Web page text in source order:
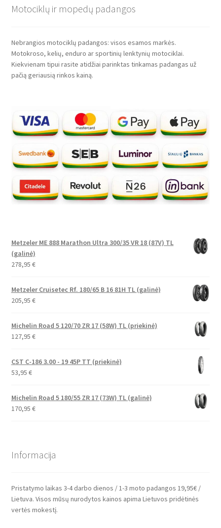
Motociklų ir mopedų padangos
Nebrangios motociklų padangos: visos esamos markės.
Motokroso, kelių, enduro ar sportinių lenktynių motociklai.
Kiekvienam tipui rasite atidžiai parinktas tinkamas padangas už
pačią geriausią rinkos kainą.
Metzeler ME 888 Marathon Ultra 300/35 VR 18 (87V) TL
(galinė)
278,95 €
Metzeler Cruisetec Rf. 180/65 B 16 81H TL (galinė)
205,95 €
Michelin Road 5 120/70 ZR 17 (58W) TL (priekinė)
127,95 €
CST C-186 3.00 - 19 45P TT (priekinė)
53,95 €
Michelin Road 5 180/55 ZR 17 (73W) TL (galinė)
170,95 €
Informacija
Pristatymo laikas 3-4 darbo dienos / 1-3 moto padangos 19,95€ /
Lietuva. Visos mūsų nurodytos kainos apima Lietuvos pridėtinės
vertės mokestį.